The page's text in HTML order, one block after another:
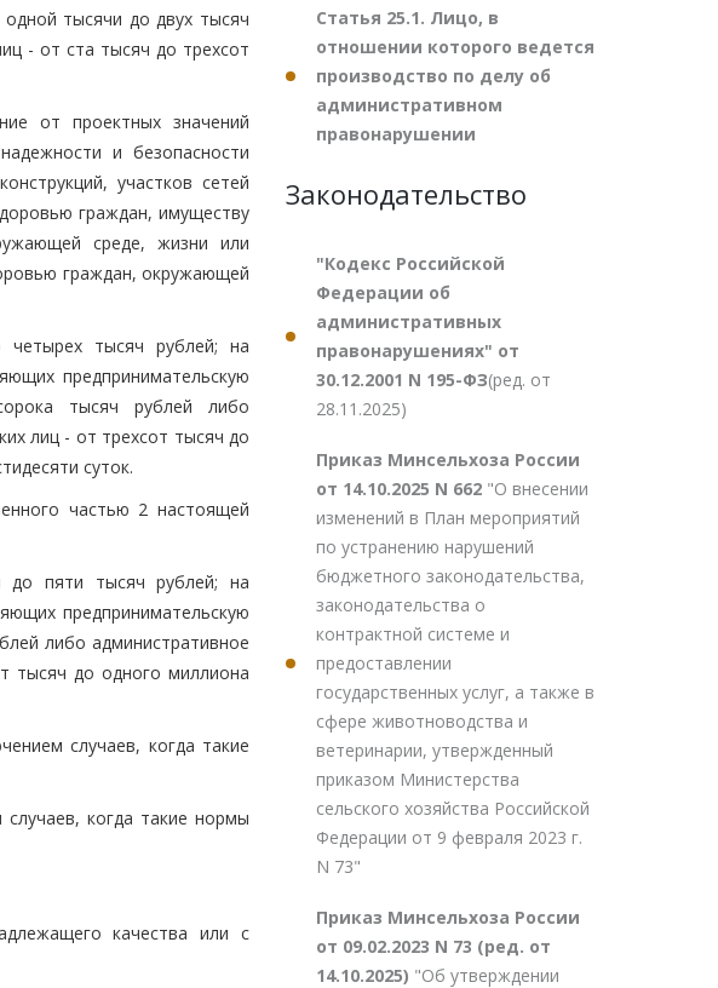
тысячи до двух тысяч
- от ста тысяч до трехсот
от проектных значений
и безопасности
участков сетей
граждан, имуществу
среде, жизни или
граждан, окружающей
тысяч рублей; на
предпринимательскую
тысяч рублей либо
лиц - от трехсот тысяч до
суток.
частью 2 настоящей
до пяти тысяч рублей; на
предпринимательскую
либо административное
тысяч до одного миллиона
случаев, когда такие
когда такие нормы
качества или с
Статья 25.1. Лицо, в
отношении которого ведется
производство по делу об
административном
правонарушении
Законодательство
"Кодекс Российской
Федерации об
административных
правонарушениях" от
30.12.2001 N 195-ФЗ(ред. от
28.11.2025)
Приказ Минсельхоза России
от 14.10.2025 N 662 "О внесении
изменений в План мероприятий
по устранению нарушений
бюджетного законодательства,
законодательства о
контрактной системе и
предоставлении
государственных услуг, а также в
сфере животноводства и
ветеринарии, утвержденный
приказом Министерства
сельского хозяйства Российской
Федерации от 9 февраля 2023 г.
N 73"
Приказ Минсельхоза России
от 09.02.2023 N 73 (ред. от
14.10.2025) "Об утверждении